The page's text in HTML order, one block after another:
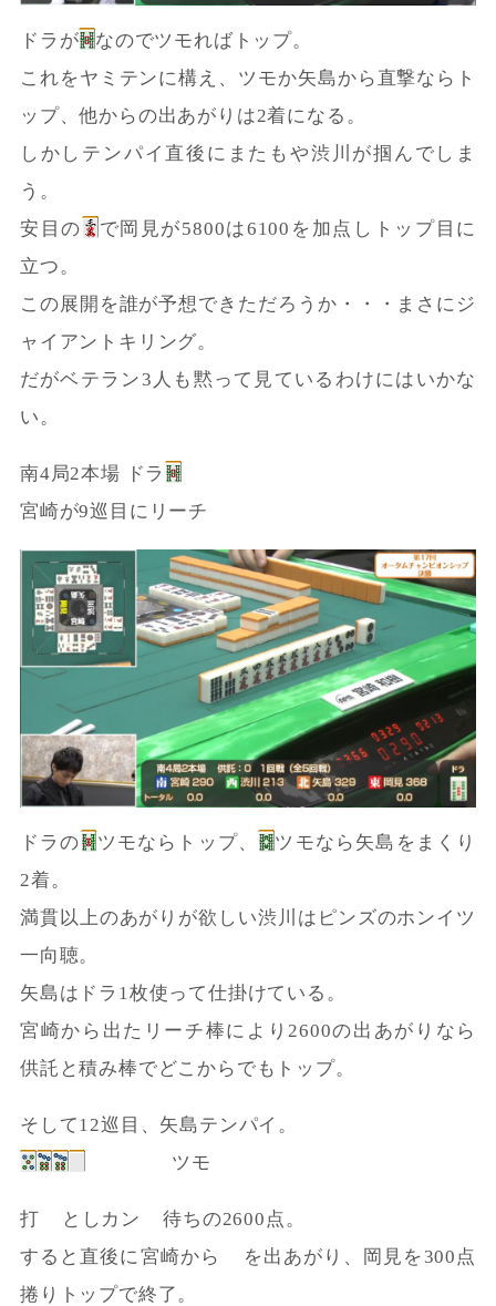
ドラが
なのでツモればトップ。
これをヤミテンに構え、ツモか矢島から直撃ならト
ップ、他からの出あがりは2着になる。
しかしテンパイ直後にまたもや渋川が掴んでしま
う。
安目の
で岡見が5800は6100を加点しトップ目に
立つ。
この展開を誰が予想できただろうか・・・まさにジ
ャイアントキリング。
だがベテラン3人も黙って見ているわけにはいかな
い。
南4局2本場 ドラ
宮崎が9巡目にリーチ
ドラの ツモならトップ、
ツモなら矢島をまくり
2着。
満貫以上のあがりが欲しい渋川はピンズのホンイツ
一向聴。
矢島はドラ1枚使って仕掛けている。
宮崎から出たリーチ棒により2600の出あがりなら
供託と積み棒でどこからでもトップ。
そして12巡目、矢島テンパイ。
ツモ
打 としカン
待ちの2600点。
すると直後に宮崎から
を出あがり、岡見を300点
捲りトップで終了。